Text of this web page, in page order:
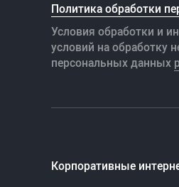
Политика обработки
Условия обработки и
условий на обработку
персональных данных
Корпоративные